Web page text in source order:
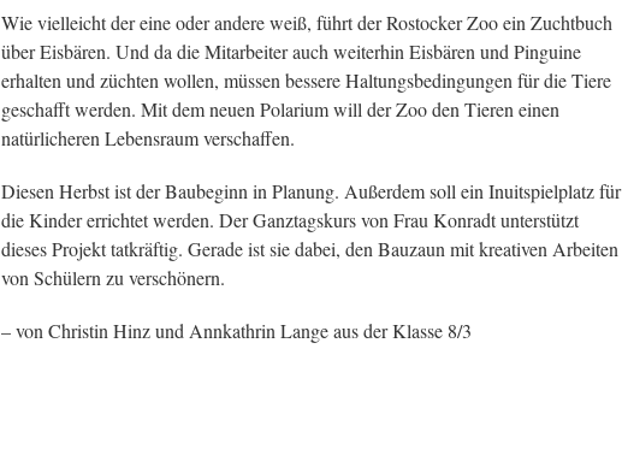
Wie vielleicht der eine oder andere weiß, führt der Rostocker Zoo ein Zuchtbuch
über Eisbären. Und da die Mitarbeiter auch weiterhin Eisbären und Pinguine
erhalten und züchten wollen, müssen bessere Haltungsbedingungen für die Tiere
geschafft werden. Mit dem neuen Polarium will der Zoo den Tieren einen
natürlicheren Lebensraum verschaffen.
Diesen Herbst ist der Baubeginn in Planung. Außerdem soll ein Inuitspielplatz für
die Kinder errichtet werden. Der Ganztagskurs von Frau Konradt unterstützt
dieses Projekt tatkräftig. Gerade ist sie dabei, den Bauzaun mit kreativen Arbeiten
von Schülern zu verschönern.
– von Christin Hinz und Annkathrin Lange aus der Klasse 8/3